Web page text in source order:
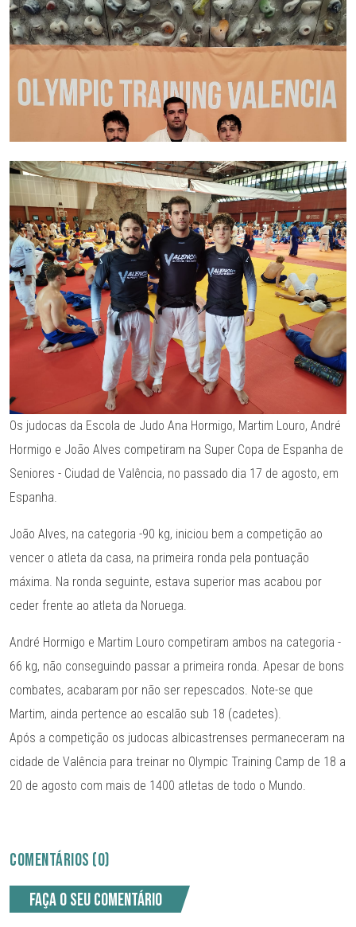
Os judocas da Escola de Judo Ana Hormigo, Martim Louro, André
Hormigo e João Alves competiram na Super Copa de Espanha de
Seniores - Ciudad de Valência, no passado dia 17 de agosto, em
Espanha.
João Alves, na categoria -90 kg, iniciou bem a competição ao
vencer o atleta da casa, na primeira ronda pela pontuação
máxima. Na ronda seguinte, estava superior mas acabou por
ceder frente ao atleta da Noruega.
André Hormigo e Martim Louro competiram ambos na categoria -
66 kg, não conseguindo passar a primeira ronda. Apesar de bons
combates, acabaram por não ser repescados. Note-se que
Martim, ainda pertence ao escalão sub 18 (cadetes).
Após a competição os judocas albicastrenses permaneceram na
cidade de Valência para treinar no Olympic Training Camp de 18 a
20 de agosto com mais de 1400 atletas de todo o Mundo.
COMENTÁRIOS (0)
Faça o seu comentário